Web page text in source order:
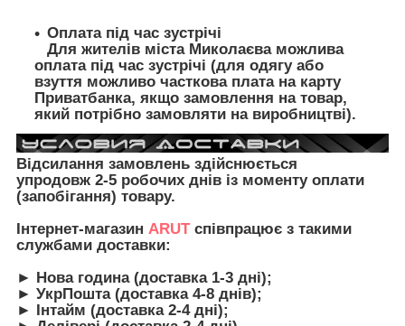
Оплата під час зустрічі
Для жителів міста Миколаєва можлива
оплата під час зустрічі (для одягу або
взуття можливо часткова плата на карту
Приватбанка, якщо замовлення на товар,
який потрібно замовляти на виробництві).
Відсилання замовлень здійснюється
упродовж 2-5 робочих днів із моменту оплати
(запобігання) товару.
Інтернет-магазин ARUTспівпрацює з такими
службами доставки:
► Нова година (доставка 1-3 дні);
► УкрПошта (доставка 4-8 днів);
► Інтайм (доставка 2-4 дні);